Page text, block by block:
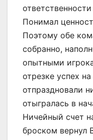
Понимал
Поэтому обе
собранно,
опытными
отрезке успех
отпраздновали
отыгралась в
Ничейный счет
броском вернул